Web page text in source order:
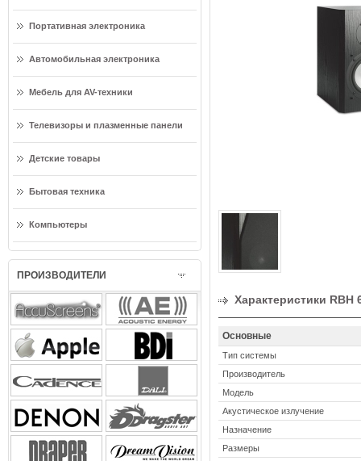
Портативная электроника
Автомобильная электроника
Мебель для AV-техники
Телевизоры и плазменные панели
Детские товары
Бытовая техника
Компьютеры
ПРОИЗВОДИТЕЛИ
Характеристики RBH
Основные
Тип системы
Производитель
Модель
Акустическое излучение
Назначение
Размеры